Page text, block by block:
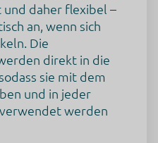
daher flexibel –
an, wenn sich
Die
direkt in die
sie mit dem
und in jeder
werden
6 I 1 DSGVO geforderte
von